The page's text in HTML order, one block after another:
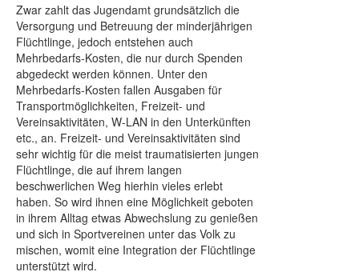
Zwar zahlt das Jugendamt grundsätzlich die
Versorgung und Betreuung der minderjährigen
Flüchtlinge, jedoch entstehen auch
Mehrbedarfs-Kosten, die nur durch Spenden
abgedeckt werden können. Unter den
Mehrbedarfs-Kosten fallen Ausgaben für
Transportmöglichkeiten, Freizeit- und
Vereinsaktivitäten, W-LAN in den Unterkünften
etc., an. Freizeit- und Vereinsaktivitäten sind
sehr wichtig für die meist traumatisierten jungen
Flüchtlinge, die auf ihrem langen
beschwerlichen Weg hierhin vieles erlebt
haben. So wird ihnen eine Möglichkeit geboten
in ihrem Alltag etwas Abwechslung zu genießen
und sich in Sportvereinen unter das Volk zu
mischen, womit eine Integration der Flüchtlinge
unterstützt wird.